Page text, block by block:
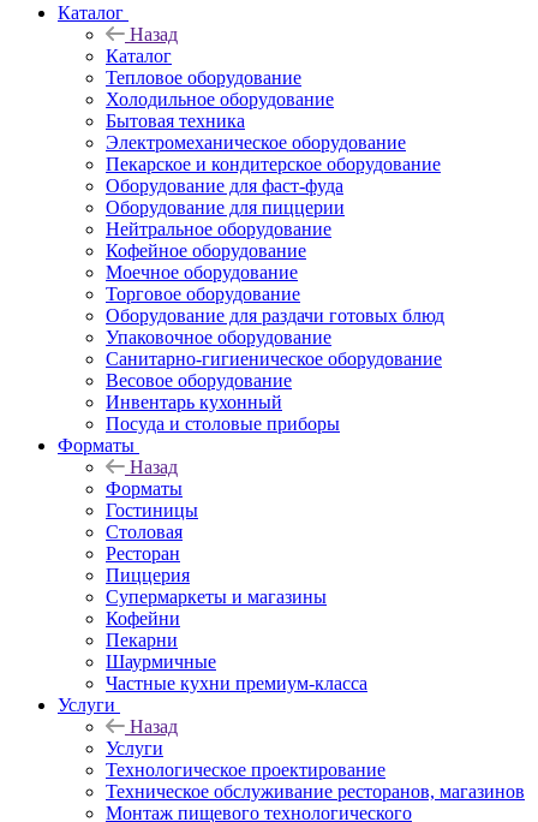
Каталог
Назад
Каталог
Тепловое оборудование
Холодильное оборудование
Бытовая техника
Электромеханическое оборудование
Пекарское и кондитерское оборудование
Оборудование для фаст-фуда
Оборудование для пиццерии
Нейтральное оборудование
Кофейное оборудование
Моечное оборудование
Торговое оборудование
Оборудование для раздачи готовых блюд
Упаковочное оборудование
Санитарно-гигиеническое оборудование
Весовое оборудование
Инвентарь кухонный
Посуда и столовые приборы
Форматы
Назад
Форматы
Гостиницы
Столовая
Ресторан
Пиццерия
Супермаркеты и магазины
Кофейни
Пекарни
Шаурмичные
Частные кухни премиум-класса
Услуги
Назад
Услуги
Технологическое проектирование
Техническое обслуживание ресторанов, магазинов
Монтаж пищевого технологического